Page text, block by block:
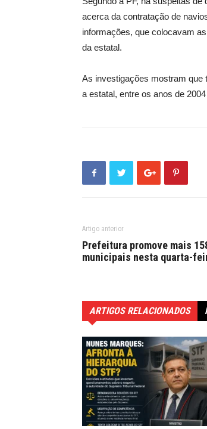
acerca da contratação de
informações, que colocavam
da estatal.
As investigações mostram que
a estatal, entre os anos de
Artigo anterior
Prefeitura promove mais
municipais nesta quarta-
ARTIGOS RELACIONADOS